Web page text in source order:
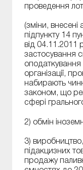
проведення
(зміни,
підпункту 14
від 04.11.2011
застосування
оподаткування
організації,
набирають
законом, що
сфері
2) обмін
3)
підакцизних
продажу